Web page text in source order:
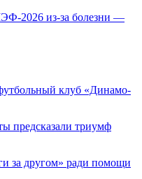
2026 из-за болезни —
клуб «Динамо-
предсказали триумф
за другом» ради помощи